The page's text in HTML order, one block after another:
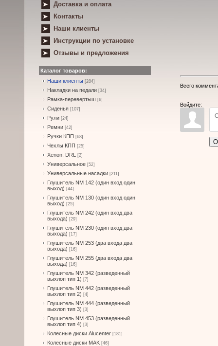
Доставка и оплата
Контакты
Наши клиенты
Инструкции по установке
Отзывы и предложения
Каталог товаров:
Наши клиенты [284]
Накладки на педали [34]
Рамка-перевертыш [6]
Сиденья [107]
Рули [24]
Ремни [42]
Ручки КПП [68]
Чехлы КПП [25]
Xenon, DRL [2]
Универсальное [52]
Универсальные насадки [211]
Глушитель NM 142 (один вход один
выход) [44]
Глушитель NM 130 (один вход один
выход) [25]
Глушитель NM 242 (один вход два
выхода) [29]
Глушитель NM 230 (один вход два
выхода) [17]
Глушитель NM 253 (два входа два
выхода) [16]
Глушитель NM 255 (два входа два
выхода) [16]
Глушитель NM 342 (разведенный
выхлоп тип 1) [7]
Глушитель NM 442 (разведенный
выхлоп тип 2) [4]
Глушитель NM 444 (разведенный
выхлоп тип 3) [3]
Глушитель NM 453 (разведенный
выхлоп тип 4) [3]
Колесные диски Alucenter [181]
Колесные диски MAK [46]
Всего
Войдите: